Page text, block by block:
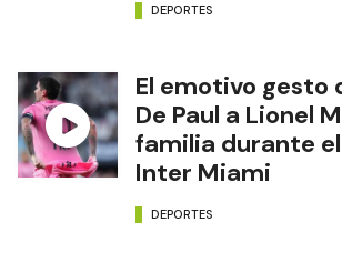
DEPORTES
El emotivo gesto
De Paul a Lionel
familia durante
Inter Miami
DEPORTES